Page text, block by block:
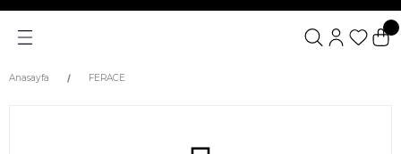
Anasayfa FERACE